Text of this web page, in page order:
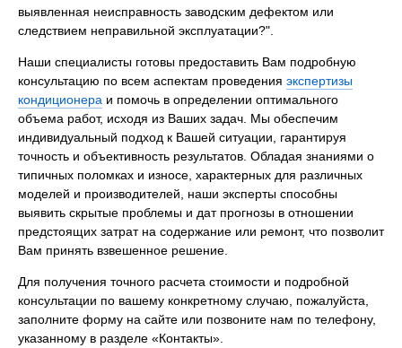
выявленная неисправность заводским дефектом или
следствием неправильной эксплуатации?".
Наши специалисты готовы предоставить Вам подробную
консультацию по всем аспектам проведения экспертизы
кондиционера и помочь в определении оптимального
объема работ, исходя из Ваших задач. Мы обеспечим
индивидуальный подход к Вашей ситуации, гарантируя
точность и объективность результатов. Обладая знаниями о
типичных поломках и износе, характерных для различных
моделей и производителей, наши эксперты способны
выявить скрытые проблемы и дат прогнозы в отношении
предстоящих затрат на содержание или ремонт, что позволит
Вам принять взвешенное решение.
Для получения точного расчета стоимости и подробной
консультации по вашему конкретному случаю, пожалуйста,
заполните форму на сайте или позвоните нам по телефону,
указанному в разделе «Контакты».